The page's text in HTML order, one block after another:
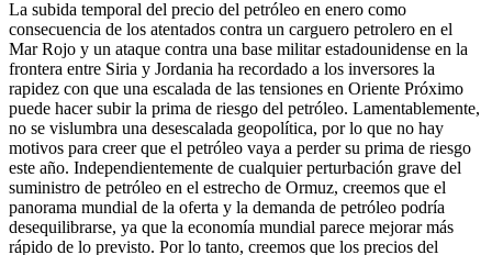
La subida temporal del precio del petróleo en enero como
consecuencia de los atentados contra un carguero petrolero en el
Mar Rojo y un ataque contra una base militar estadounidense en la
frontera entre Siria y Jordania ha recordado a los inversores la
rapidez con que una escalada de las tensiones en Oriente Próximo
puede hacer subir la prima de riesgo del petróleo. Lamentablemente,
no se vislumbra una desescalada geopolítica, por lo que no hay
motivos para creer que el petróleo vaya a perder su prima de riesgo
este año. Independientemente de cualquier perturbación grave del
suministro de petróleo en el estrecho de Ormuz, creemos que el
panorama mundial de la oferta y la demanda de petróleo podría
desequilibrarse, ya que la economía mundial parece mejorar más
rápido de lo previsto. Por lo tanto, creemos que los precios del